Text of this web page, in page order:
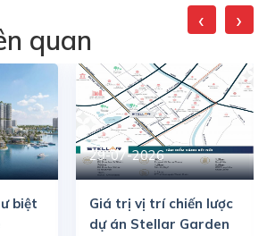
quan
biệt
29-07-2026
Giá trị vị trí chiến lược
dự án Stellar Garden
‹ ›